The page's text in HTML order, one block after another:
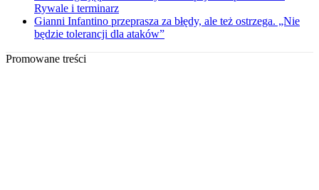
Rywale i terminarz
Gianni Infantino przeprasza za błędy, ale też ostrzega. „Nie
będzie tolerancji dla ataków”
Promowane treści